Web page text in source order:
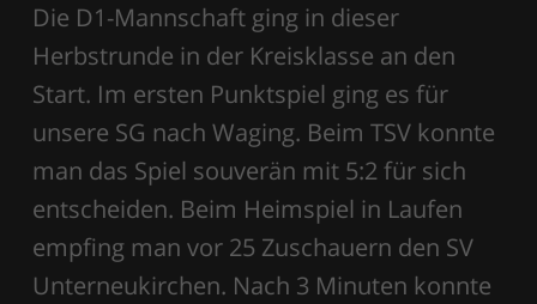
Die D1-Mannschaft ging in dieser
Herbstrunde in der Kreisklasse an den
Start. Im ersten Punktspiel ging es für
unsere SG nach Waging. Beim TSV konnte
man das Spiel souverän mit 5:2 für sich
entscheiden. Beim Heimspiel in Laufen
empfing man vor 25 Zuschauern den SV
Unterneukirchen. Nach 3 Minuten konnte